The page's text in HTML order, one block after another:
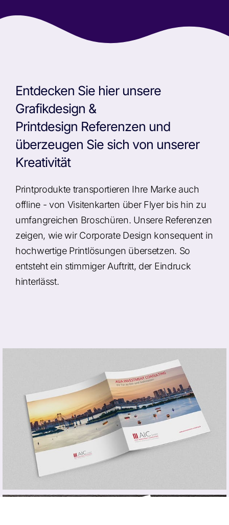
Entdecken Sie hier unsere
Grafikdesign &
Printdesign Referenzen und
überzeugen Sie sich von unserer
Kreativität
Printprodukte transportieren Ihre Marke auch
offline - von Visitenkarten über Flyer bis hin zu
umfangreichen Broschüren. Unsere Referenzen
zeigen, wie wir Corporate Design konsequent in
hochwertige Printlösungen übersetzen. So
entsteht ein stimmiger Auftritt, der Eindruck
hinterlässt.